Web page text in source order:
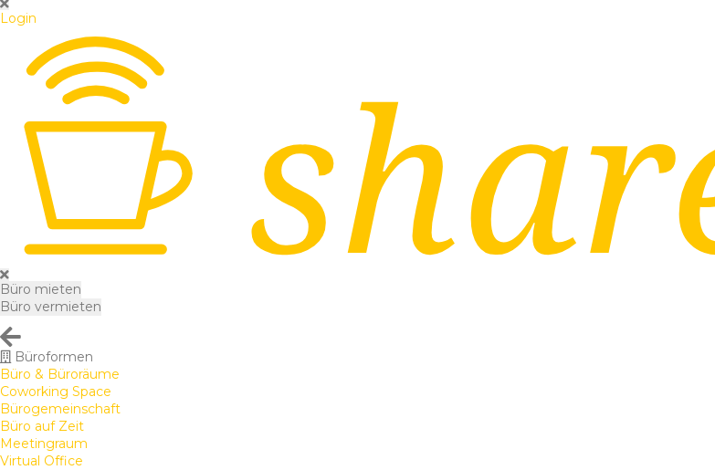
Login
Büro mieten
Büro vermieten
Büroformen
Büro & Büroräume
Coworking Space
Bürogemeinschaft
Büro auf Zeit
Meetingraum
Virtual Office